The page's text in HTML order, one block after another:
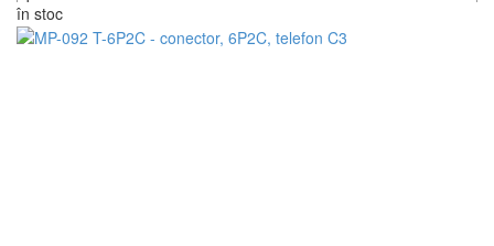
+
în stoc